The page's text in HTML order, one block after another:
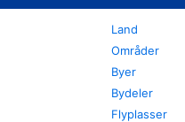
Land
Områder
Byer
Bydeler
Flyplasser